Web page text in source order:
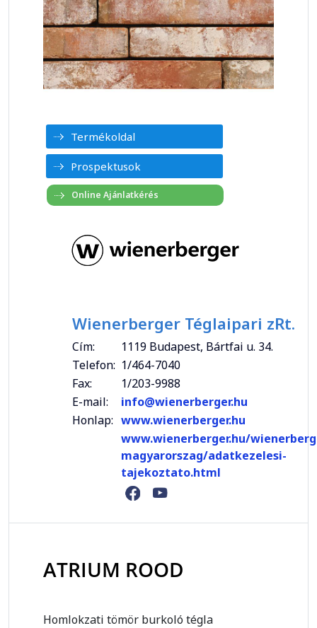
Termékoldal
Prospektusok
Wienerberger Téglaipari zRt.
Cím:
1119 Budapest, Bártfai u. 34.
Telefon: 1/464-7040
Fax:
1/203-9988
E-mail:
info@wienerberger.hu
Honlap: www.wienerberger.hu
www.wienerberger.hu/
magyarorszag/adatkezelesi-
tajekoztato.html
ATRIUM ROOD
Homlokzati tömör burkoló tégla